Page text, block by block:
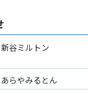
新谷ミルトン
あらやみるとん